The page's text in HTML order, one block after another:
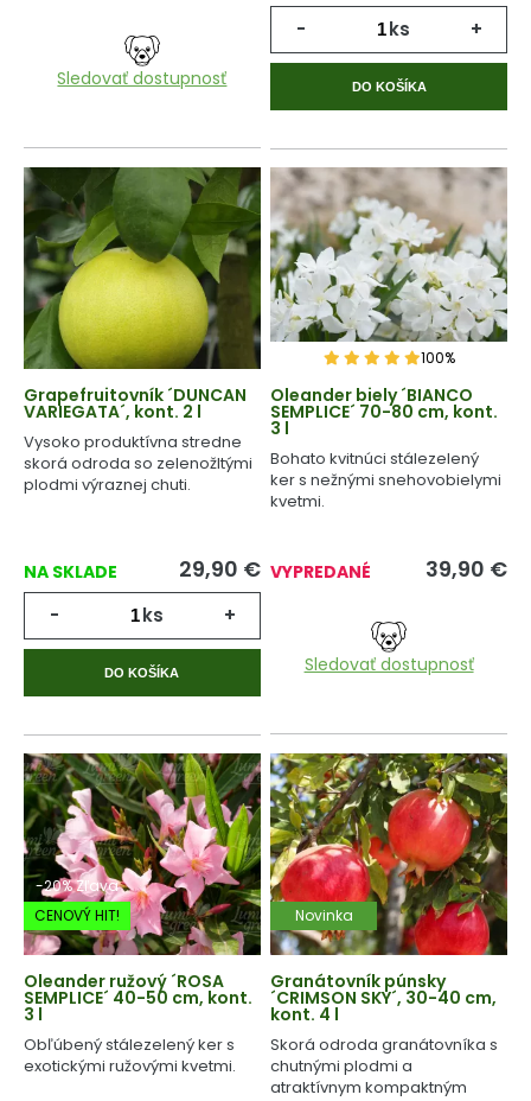
Sledovať dostupnosť
- ks +
DO KOŠÍKA
Grapefruitovník ´DUNCAN
VARIEGATA´, kont. 2 l
Vysoko produktívna stredne
skorá odroda so zelenožltými
plodmi výraznej chuti.
NA SKLADE 29,90 €
- ks +
DO KOŠÍKA
100%
Oleander biely ´BIANCO
SEMPLICE´ 70-80 cm, kont.
3 l
Bohato kvitnúci stálezelený
ker s nežnými snehovobielymi
kvetmi.
VYPREDANÉ 39,90 €
Sledovať dostupnosť
-20% Zľava
CENOVÝ HIT!
Oleander ružový ´ROSA
SEMPLICE´ 40-50 cm, kont.
3 l
Obľúbený stálezelený ker s
exotickými ružovými kvetmi.
Novinka
Granátovník púnsky
´CRIMSON SKY´, 30-40 cm,
kont. 4 l
Skorá odroda granátovníka s
chutnými plodmi a
atraktívnym kompaktným